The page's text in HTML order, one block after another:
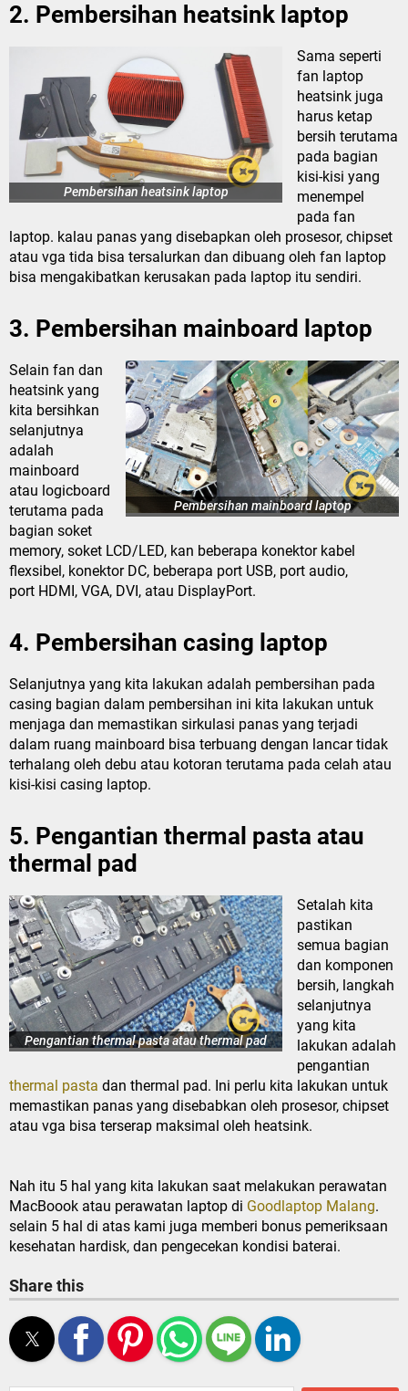
2. Pembersihan heatsink laptop
Pembersihan heatsink laptop
Sama seperti
fan laptop
heatsink juga
harus ketap
bersih terutama
pada bagian
kisi-kisi yang
menempel
pada fan
laptop. kalau panas yang disebapkan oleh prosesor, chipset
atau vga tida bisa tersalurkan dan dibuang oleh fan laptop
bisa mengakibatkan kerusakan pada laptop itu sendiri.
3. Pembersihan mainboard laptop
Pembersihan mainboard laptop
Selain fan dan
heatsink yang
kita bersihkan
selanjutnya
adalah
mainboard
atau logicboard
terutama pada
bagian soket
memory, soket LCD/LED, kan beberapa konektor kabel
flexsibel, konektor DC, beberapa port USB, port audio,
port HDMI, VGA, DVI, atau DisplayPort.
4. Pembersihan casing laptop
Selanjutnya yang kita lakukan adalah pembersihan pada
casing bagian dalam pembersihan ini kita lakukan untuk
menjaga dan memastikan sirkulasi panas yang terjadi
dalam ruang mainboard bisa terbuang dengan lancar tidak
terhalang oleh debu atau kotoran terutama pada celah atau
kisi-kisi casing laptop.
5. Pengantian thermal pasta atau
thermal pad
Pengantian thermal pasta atau thermal pad
Setalah kita
pastikan
semua bagian
dan komponen
bersih, langkah
selanjutnya
yang kita
lakukan adalah
pengantian
thermal pasta dan thermal pad. Ini perlu kita lakukan untuk
memastikan panas yang disebabkan oleh prosesor, chipset
atau vga bisa terserap maksimal oleh heatsink.
Nah itu 5 hal yang kita lakukan saat melakukan perawatan
MacBoook atau perawatan laptop di Goodlaptop Malang.
selain 5 hal di atas kami juga memberi bonus pemeriksaan
kesehatan hardisk, dan pengecekan kondisi baterai.
Share this